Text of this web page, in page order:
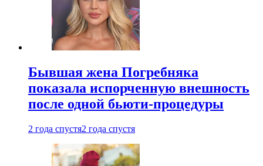
Бывшая жена Погребняка
показала испорченную внешность
после одной бьюти-процедуры
2 года спустя2 года спустя